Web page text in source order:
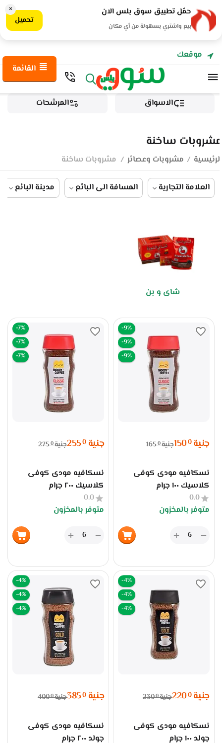
× حمّل تطبيق سوق بلس الان
بيع واشتري بسهولة من أي مكان
تحميل
موقعك
القائمة
الاسواق المرشحات
مشروبات ساخنة
الرئيسية / مشروبات وعصائر / مشروبات ساخنة
العلامة التجارية المسافة الى البائع مدينة البائع
شاى و بن
-9%
-9%
-9%
1500 جنية 1650جنية
نسكافيه مودى كوفى
كلاسيك ١٠٠ جرام
0.0
متوفر بالمخزون
+ −
-7%
-7%
-7%
2550 جنية 2750جنية
نسكافيه مودى كوفى
كلاسيك ٢٠٠ جرام
0.0
متوفر بالمخزون
+ −
-4%
-4%
-4%
2200 جنية 2300جنية
نسكافيه مودى كوفى
جولد ١٠٠ جرام
-4%
-4%
-4%
3850 جنية 4000جنية
نسكافيه مودى كوفى
جولد ٢٠٠ جرام